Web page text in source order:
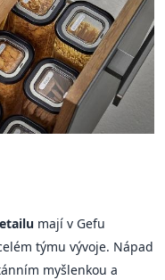
mají v Gefu
týmu vývoje. Nápad
myšlenkou a